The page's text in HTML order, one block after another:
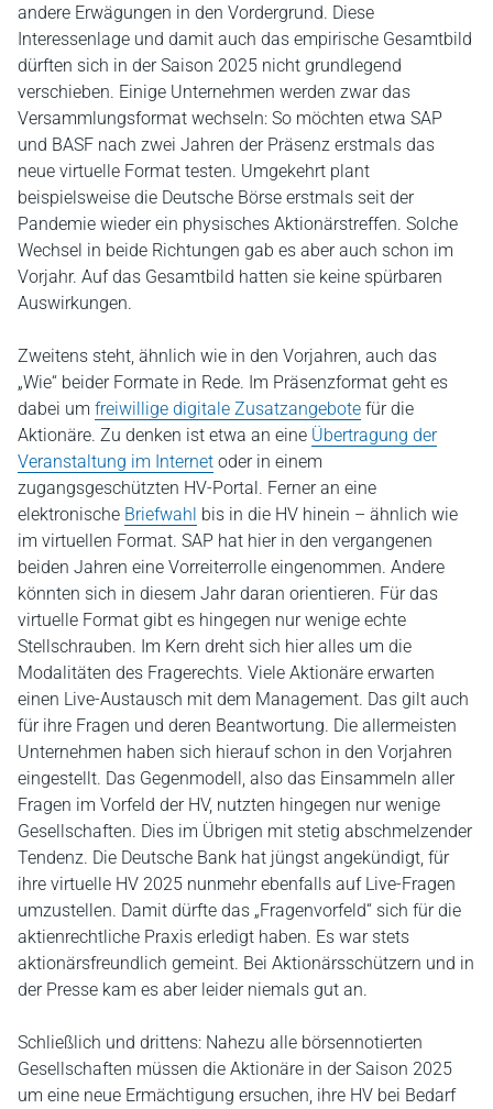
andere Erwägungen in den Vordergrund. Diese
Interessenlage und damit auch das empirische Gesamtbild
dürften sich in der Saison 2025 nicht grundlegend
verschieben. Einige Unternehmen werden zwar das
Versammlungsformat wechseln: So möchten etwa SAP
und BASF nach zwei Jahren der Präsenz erstmals das
neue virtuelle Format testen. Umgekehrt plant
beispielsweise die Deutsche Börse erstmals seit der
Pandemie wieder ein physisches Aktionärstreffen. Solche
Wechsel in beide Richtungen gab es aber auch schon im
Vorjahr. Auf das Gesamtbild hatten sie keine spürbaren
Auswirkungen.
Zweitens steht, ähnlich wie in den Vorjahren, auch das
„Wie“ beider Formate in Rede. Im Präsenzformat geht es
dabei um freiwillige digitale Zusatzangebote für die
Aktionäre. Zu denken ist etwa an eine Übertragung der
Veranstaltung im Internet oder in einem
zugangsgeschützten HV-Portal. Ferner an eine
elektronische Briefwahl bis in die HV hinein – ähnlich wie
im virtuellen Format. SAP hat hier in den vergangenen
beiden Jahren eine Vorreiterrolle eingenommen. Andere
könnten sich in diesem Jahr daran orientieren. Für das
virtuelle Format gibt es hingegen nur wenige echte
Stellschrauben. Im Kern dreht sich hier alles um die
Modalitäten des Fragerechts. Viele Aktionäre erwarten
einen Live-Austausch mit dem Management. Das gilt auch
für ihre Fragen und deren Beantwortung. Die allermeisten
Unternehmen haben sich hierauf schon in den Vorjahren
eingestellt. Das Gegenmodell, also das Einsammeln aller
Fragen im Vorfeld der HV, nutzten hingegen nur wenige
Gesellschaften. Dies im Übrigen mit stetig abschmelzender
Tendenz. Die Deutsche Bank hat jüngst angekündigt, für
ihre virtuelle HV 2025 nunmehr ebenfalls auf Live-Fragen
umzustellen. Damit dürfte das „Fragenvorfeld“ sich für die
aktienrechtliche Praxis erledigt haben. Es war stets
aktionärsfreundlich gemeint. Bei Aktionärsschützern und in
der Presse kam es aber leider niemals gut an.
Schließlich und drittens: Nahezu alle börsennotierten
Gesellschaften müssen die Aktionäre in der Saison 2025
um eine neue Ermächtigung ersuchen, ihre HV bei Bedarf